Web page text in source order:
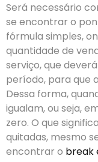
Será necessário
se encontrar o
fórmula simples,
quantidade de
serviço, que
período, para que
Dessa forma,
igualam, ou seja,
zero. O que
quitadas, mesmo
encontrar o break